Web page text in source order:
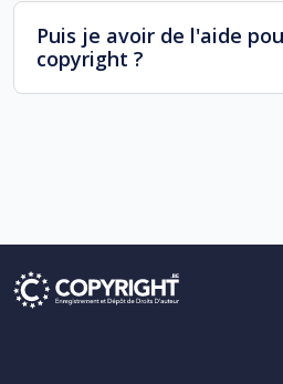
Puis je avoir de l'aide
copyright ?